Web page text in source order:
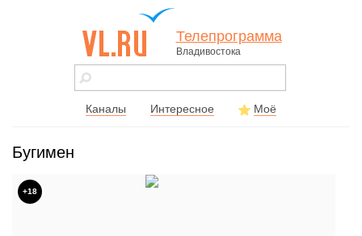
vl.ru - сайт
города
Телепрограмма
Владивостока
Каналы Интересное Моё
Бугимен
+18